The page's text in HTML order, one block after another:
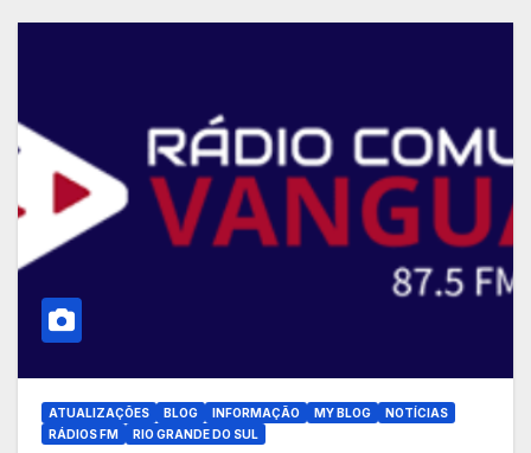
ATUALIZAÇÕES BLOG INFORMAÇÃO MY BLOG
NOTÍCIAS
RÁDIOS FM
RIO GRANDE DO SUL